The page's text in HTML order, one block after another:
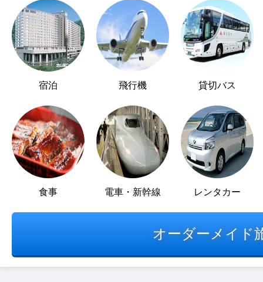
宿泊 飛行機 貸切バス
食事 電車・新幹線 レンタカー
オーダーメイド